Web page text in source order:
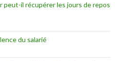
peut-il récupérer les jours de repos
du salarié